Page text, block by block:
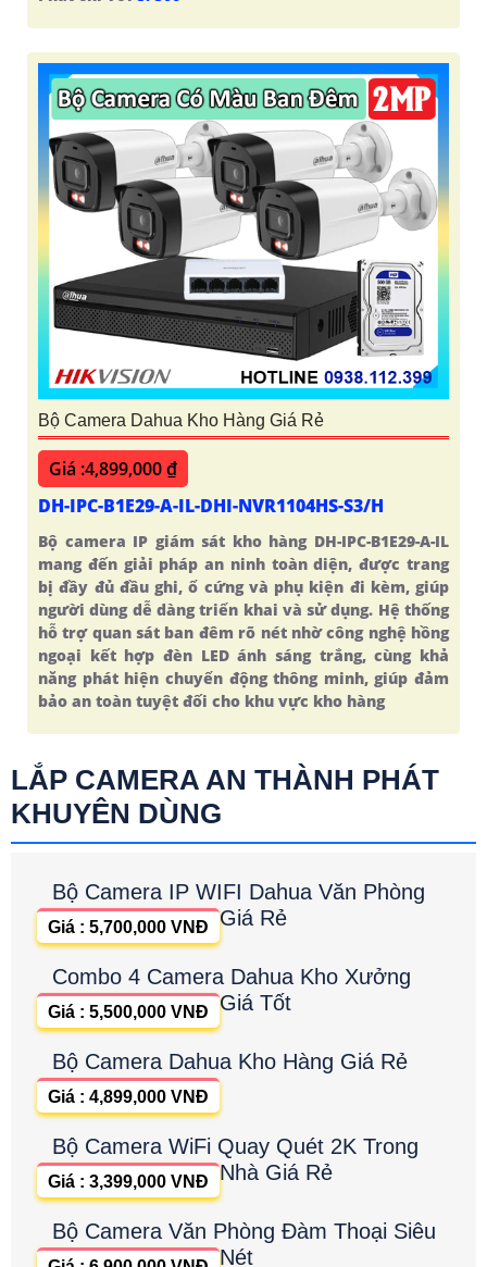
Bộ Camera Dahua Kho Hàng Giá Rẻ
Giá :4,899,000 ₫
DH-IPC-B1E29-A-IL-DHI-NVR1104HS-S3/H
Bộ camera IP giám sát kho hàng DH-IPC-B1E29-A-IL
mang đến giải pháp an ninh toàn diện, được trang
bị đầy đủ đầu ghi, ổ cứng và phụ kiện đi kèm, giúp
người dùng dễ dàng triển khai và sử dụng. Hệ thống
hỗ trợ quan sát ban đêm rõ nét nhờ công nghệ hồng
ngoại kết hợp đèn LED ánh sáng trắng, cùng khả
năng phát hiện chuyển động thông minh, giúp đảm
bảo an toàn tuyệt đối cho khu vực kho hàng
LẮP CAMERA AN THÀNH PHÁT
KHUYÊN DÙNG
Bộ Camera IP WIFI Dahua Văn Phòng
Giá Rẻ
Giá : 5,700,000 VNĐ
Combo 4 Camera Dahua Kho Xưởng
Giá Tốt
Giá : 5,500,000 VNĐ
Bộ Camera Dahua Kho Hàng Giá Rẻ
Giá : 4,899,000 VNĐ
Bộ Camera WiFi Quay Quét 2K Trong
Nhà Giá Rẻ
Giá : 3,399,000 VNĐ
Bộ Camera Văn Phòng Đàm Thoại Siêu
Nét